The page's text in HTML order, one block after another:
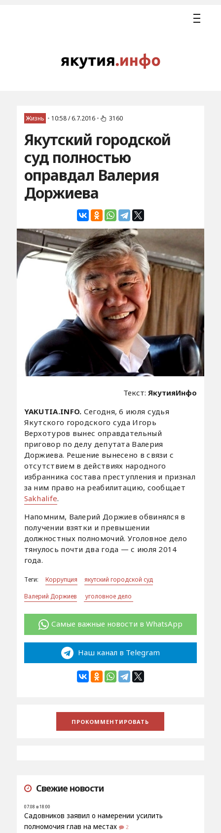
Жизнь • 10:58 / 6.7.2016 • 3160
Якутский городской
суд полностью
оправдал Валерия
Доржиева
Текст:ЯкутияИнфо
YAKUTIA.INFO. Сегодня, 6 июля судья
Якутского городского суда Игорь
Верхотуров вынес оправдательный
приговор по делу депутата Валерия
Доржиева. Решение вынесено в связи с
отсутствием в действиях народного
избранника состава преступления и признал
за ним право на реабилитацию, сообщает
Sakhalife.
Напомним, Валерий Доржиев обвинялся в
получении взятки и превышении
должностных полномочий. Уголовное дело
тянулось почти два года — с июля 2014
года.
Теги: Коррупция
якутский городской суд
Валерий Доржиев
уголовное дело
Самые важные новости в WhatsApp
Наш канал в Telegram
Свежие новости
07.08 в 18:00
Садовников заявил о намерении усилить
полномочия глав на местах
2